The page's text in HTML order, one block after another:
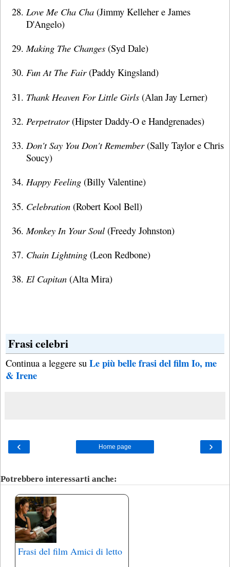
Love Me Cha Cha (Jimmy Kelleher e James
D'Angelo)
Making The Changes (Syd Dale)
Fun At The Fair(Paddy Kingsland)
Thank Heaven For Little Girls (Alan Jay Lerner)
Perpetrator(Hipster Daddy-O e Handgrenades)
Don't Say You Don't Remember(Sally Taylor e Chris
Soucy)
Happy Feeling (Billy Valentine)
Celebration (Robert Kool Bell)
Monkey In Your Soul (Freedy Johnston)
Chain Lightning (Leon Redbone)
El Capitan (Alta Mira)
Frasi celebri
Continua a leggere su Le più belle frasi del film Io, me
& Irene
‹ ›
Home page
Potrebbero interessarti anche:
Frasi del film Amici di letto